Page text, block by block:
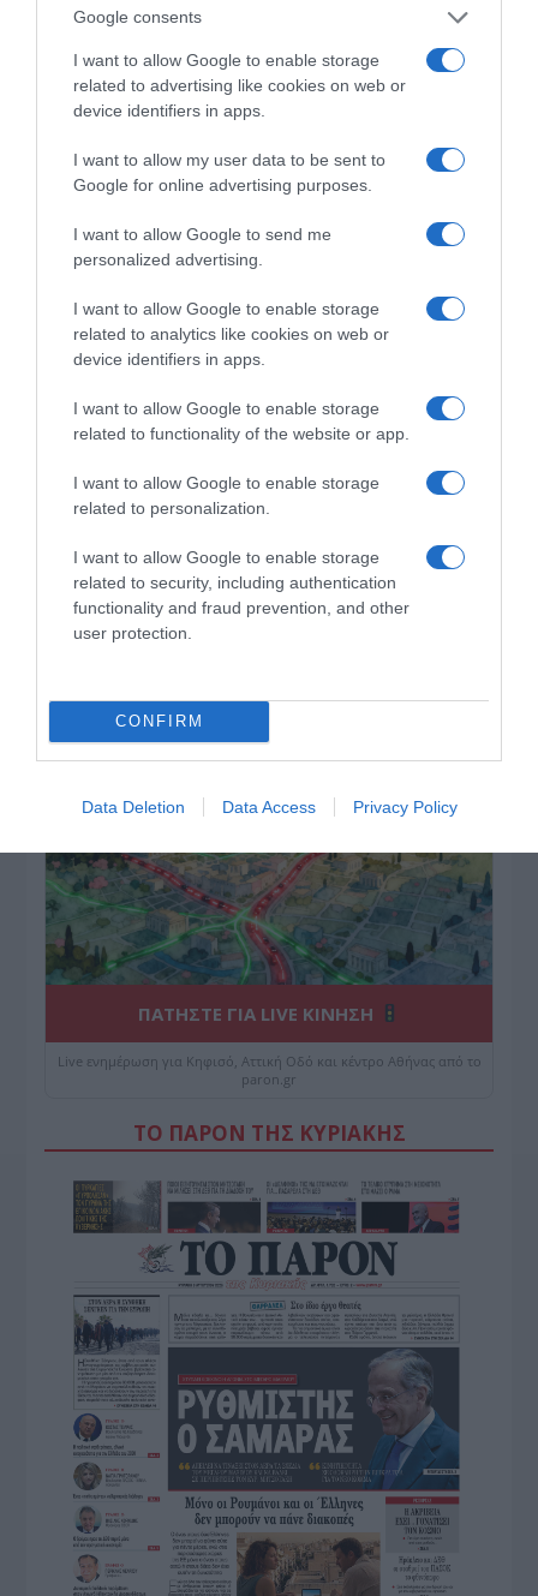
Google consents
I want to allow Google to enable storage
related to advertising like cookies on web or
device identifiers in apps.
I want to allow my user data to be sent to
Google for online advertising purposes.
I want to allow Google to send me
personalized advertising.
I want to allow Google to enable storage
related to analytics like cookies on web or
device identifiers in apps.
I want to allow Google to enable storage
related to functionality of the website or app.
I want to allow Google to enable storage
related to personalization.
I want to allow Google to enable storage
related to security, including authentication
functionality and fraud prevention, and other
user protection.
CONFIRM
Data Deletion Data Access Privacy Policy
Ασφαλές καλοκαίρι: Όλα όσα πρέπει να προσέξεις
ΡΥΘΜΙΣΤΗΣ ο Σαμαράς
Πύρινη κόλαση και νεοφιλελεύθερος παραλογισμός
Γ. Μαντζουράκης στο “Π”: Η ελπίδα πεθαίνει
Χρ. Τσιλώνης: Συνεχής αγώνας μέχρι τη δικαίωση
ΔΕΙΤΕ ΤΗΝ ΚΙΝΗΣΗ ΣΤΟΥΣ ΔΡΌΜΟΥΣ
ΠΑΤΗΣΤΕ ΓΙΑ LIVE ΚΙΝΗΣΗ
Live ενημέρωση για Κηφισό, Αττική Οδό και κέντρο Αθήνας από το
paron.gr
ΤΟ ΠΑΡΟΝ ΤΗΣ ΚΥΡΙΑΚΗΣ